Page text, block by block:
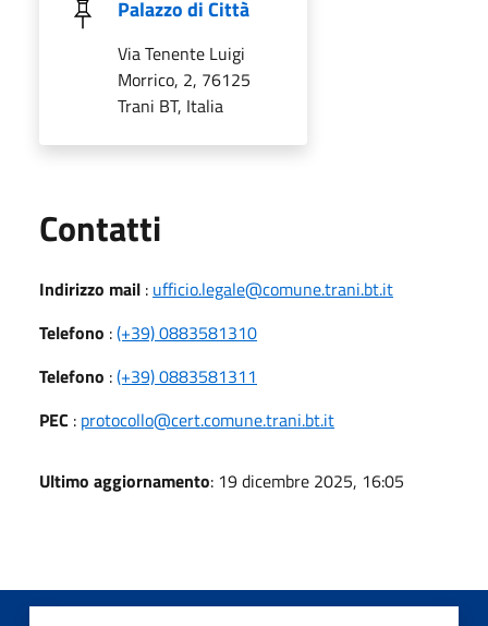
Palazzo di Città
Via Tenente Luigi
Morrico, 2, 76125
Trani BT, Italia
Contatti
Indirizzo mail : ufficio.legale@comune.trani.bt.it
Telefono :(+39) 0883581310
Telefono :(+39) 0883581311
PEC : protocollo@cert.comune.trani.bt.it
Ultimo aggiornamento: 19 dicembre 2025, 16:05